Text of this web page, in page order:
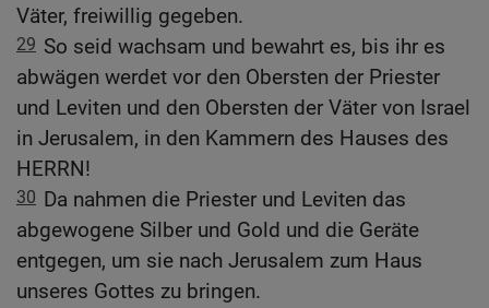
Väter, freiwillig gegeben.
29 So seid wachsam und bewahrt es, bis ihr es
abwägen werdet vor den Obersten der Priester
und Leviten und den Obersten der Väter von Israel
in Jerusalem, in den Kammern des Hauses des
HERRN!
30 Da nahmen die Priester und Leviten das
abgewogene Silber und Gold und die Geräte
entgegen, um sie nach Jerusalem zum Haus
unseres Gottes zu bringen.